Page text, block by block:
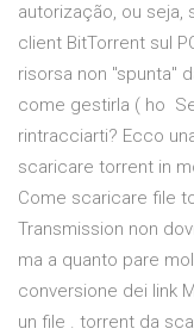
autorização, ou
client BitTorrent sul
risorsa non "spunta"
come gestirla ( ho
rintracciarti? Ecco
scaricare torrent in
Come scaricare file
Transmission non
ma a quanto pare
conversione dei link
un file . torrent da